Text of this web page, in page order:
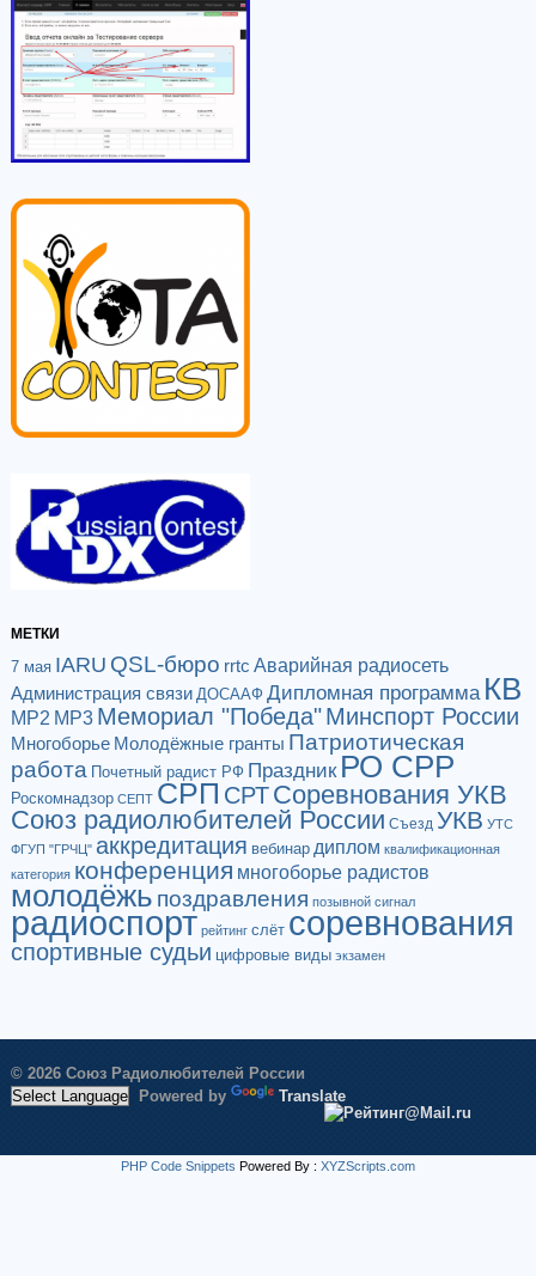
МЕТКИ
7 мая IARU QSL-бюро rrtc Аварийная радиосеть
Администрация связи ДОСААФ Дипломная программа КВ
МР2 МР3 Мемориал "Победа"Минспорт России
Многоборье Молодёжные гранты Патриотическая
работа Почетный радист РФ Праздник РО СРР
Роскомнадзор СЕПТ СРП СРТСоревнования УКВ
Союз радиолюбителей России Съезд УКВ УТС
ФГУП "ГРЧЦ" аккредитация вебинар диплом квалификационная
категория конференция многоборье радистов
молодёжь поздравления позывной сигнал
радиоспорт рейтинг слёт соревнования
спортивные судьи цифровые виды экзамен
© 2026 Союз Радиолюбителей России
Powered by
Translate
PHP Code Snippets Powered By : XYZScripts.com